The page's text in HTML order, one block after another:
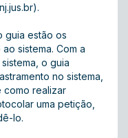
).
guia estão os
sistema. Com a
o guia
no sistema,
como realizar
uma petição,
lo.